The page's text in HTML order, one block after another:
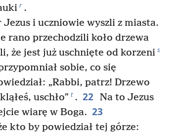
r .
Jezus i uczniowie wyszli z miasta.
rano przechodzili koło drzewa
że jest już uschnięte od korzeni s
sobie, co się
„Rabbi, patrz! Drzewo
uschło” t . 22 Na to Jezus
wiarę w Boga. 23
kto by powiedział tej górze: